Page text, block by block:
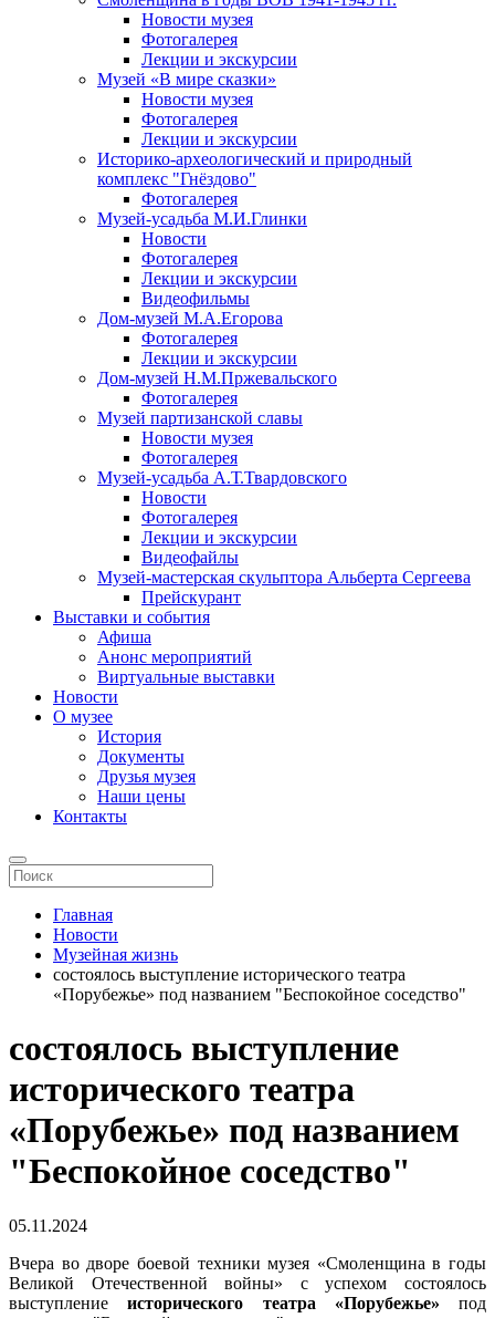
Новости музея
Фотогалерея
Лекции и экскурсии
Музей «В мире сказки»
Новости музея
Фотогалерея
Лекции и экскурсии
Историко-археологический и природный
комплекс "Гнёздово"
Фотогалерея
Музей-усадьба М.И.Глинки
Новости
Фотогалерея
Лекции и экскурсии
Видеофильмы
Дом-музей М.А.Егорова
Фотогалерея
Лекции и экскурсии
Дом-музей Н.М.Пржевальского
Фотогалерея
Музей партизанской славы
Новости музея
Фотогалерея
Музей-усадьба А.Т.Твардовского
Новости
Фотогалерея
Лекции и экскурсии
Видеофайлы
Музей-мастерская скульптора Альберта Сергеева
Прейскурант
Выставки и события
Афиша
Анонс мероприятий
Виртуальные выставки
Новости
О музее
История
Документы
Друзья музея
Наши цены
Контакты
Главная
Новости
Музейная жизнь
состоялось выступление исторического театра
«Порубежье» под названием "Беспокойное соседство"
состоялось выступление
исторического театра
«Порубежье» под названием
"Беспокойное соседство"
05.11.2024
Вчера во дворе боевой техники музея «Смоленщина в годы
Великой Отечественной войны» с успехом состоялось
выступление исторического театра «Порубежье» под